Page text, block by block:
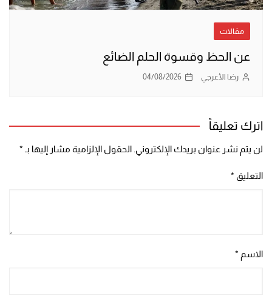
مقالات
عن الحظ وقسوة الحلم الضائع
رضا الأعرجي 04/08/2026
اترك تعليقاً
لن يتم نشر عنوان بريدك الإلكتروني. الحقول الإلزامية مشار إليها بـ *
التعليق *
الاسم *